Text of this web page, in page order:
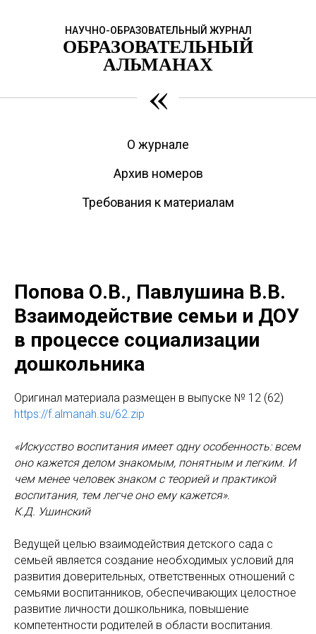
НАУЧНО-ОБРАЗОВАТЕЛЬНЫЙ ЖУРНАЛ
ОБРАЗОВАТЕЛЬНЫЙ
АЛЬМАНАХ
«
О журнале
Архив номеров
Требования к материалам
Попова О.В., Павлушина В.В.
Взаимодействие семьи и ДОУ
в процессе социализации
дошкольника
Оригинaл материала размещен в выпуске № 12 (62)
https://f.almanah.su/62.zip
«Искусство воспитания имеет одну особенность: всем
оно кажется делом знакомым, понятным и легким. И
чем менее человек знаком с теорией и практикой
воспитания, тем легче оно ему кажется».
К.Д. Ушинский
Ведущей целью взаимодействия детского сада с
семьей является создание необходимых условий для
развития доверительных, ответственных отношений с
семьями воспитанников, обеспечивающих целостное
развитие личности дошкольника, повышение
компетентности родителей в области воспитания.